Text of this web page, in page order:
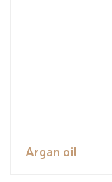
Argan oil